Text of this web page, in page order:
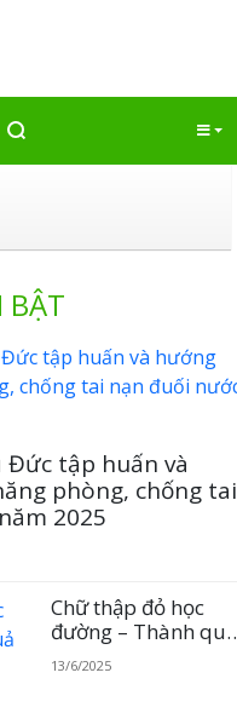
BẬT
Đức tập huấn và
phòng, chống tai
2025
Chữ thập đỏ học
đường – Thành quả
rạng rỡ, sẵn sàng
chuyển mình
13/6/2025